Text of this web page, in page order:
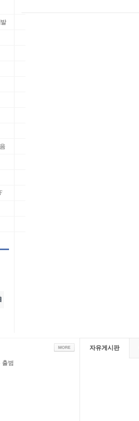
출범
자유게시판